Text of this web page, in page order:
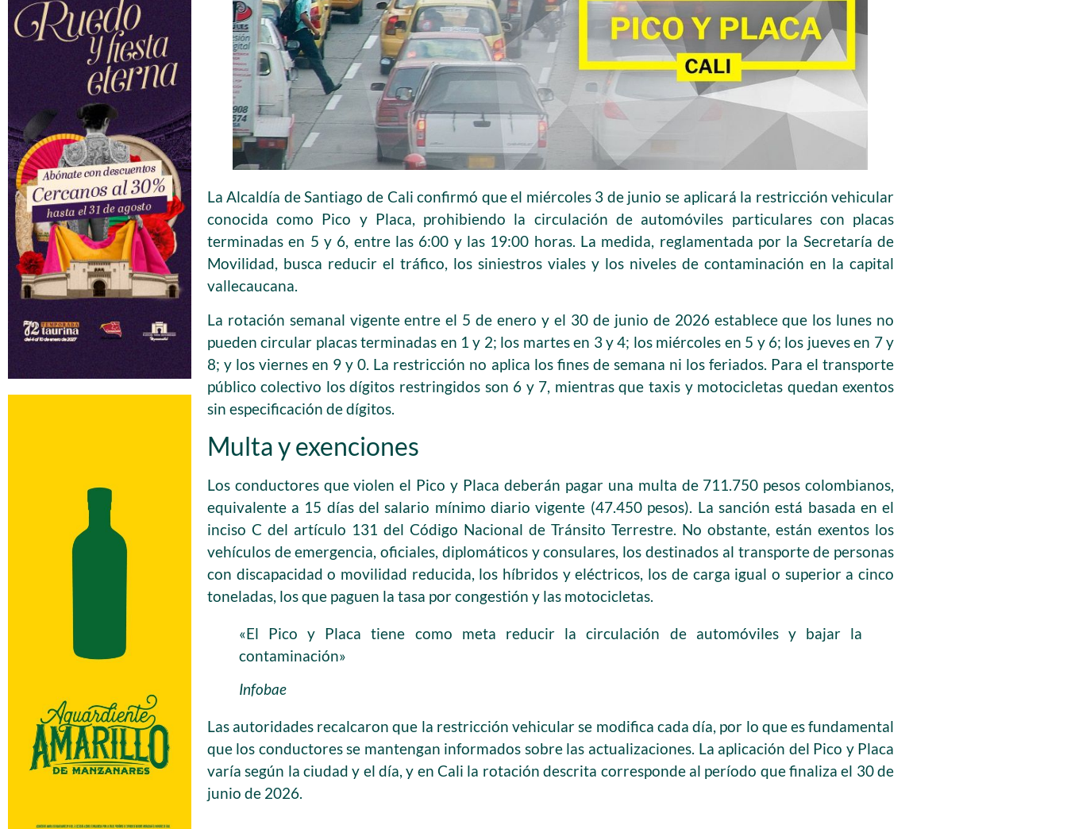
La Alcaldía de Santiago de Cali confirmó que el miércoles 3 de junio se aplicará la restricción vehicular
conocida como Pico y Placa, prohibiendo la circulación de automóviles particulares con placas
terminadas en 5 y 6, entre las 6:00 y las 19:00 horas. La medida, reglamentada por la Secretaría de
Movilidad, busca reducir el tráfico, los siniestros viales y los niveles de contaminación en la capital
vallecaucana.
La rotación semanal vigente entre el 5 de enero y el 30 de junio de 2026 establece que los lunes no
pueden circular placas terminadas en 1 y 2; los martes en 3 y 4; los miércoles en 5 y 6; los jueves en 7 y
8; y los viernes en 9 y 0. La restricción no aplica los fines de semana ni los feriados. Para el transporte
público colectivo los dígitos restringidos son 6 y 7, mientras que taxis y motocicletas quedan exentos
sin especificación de dígitos.
Multa y exenciones
Los conductores que violen el Pico y Placa deberán pagar una multa de 711.750 pesos colombianos,
equivalente a 15 días del salario mínimo diario vigente (47.450 pesos). La sanción está basada en el
inciso C del artículo 131 del Código Nacional de Tránsito Terrestre. No obstante, están exentos los
vehículos de emergencia, oficiales, diplomáticos y consulares, los destinados al transporte de personas
con discapacidad o movilidad reducida, los híbridos y eléctricos, los de carga igual o superior a cinco
toneladas, los que paguen la tasa por congestión y las motocicletas.
«El Pico y Placa tiene como meta reducir la circulación de automóviles y bajar la
contaminación»
Infobae
Las autoridades recalcaron que la restricción vehicular se modifica cada día, por lo que es fundamental
que los conductores se mantengan informados sobre las actualizaciones. La aplicación del Pico y Placa
varía según la ciudad y el día, y en Cali la rotación descrita corresponde al período que finaliza el 30 de
junio de 2026.